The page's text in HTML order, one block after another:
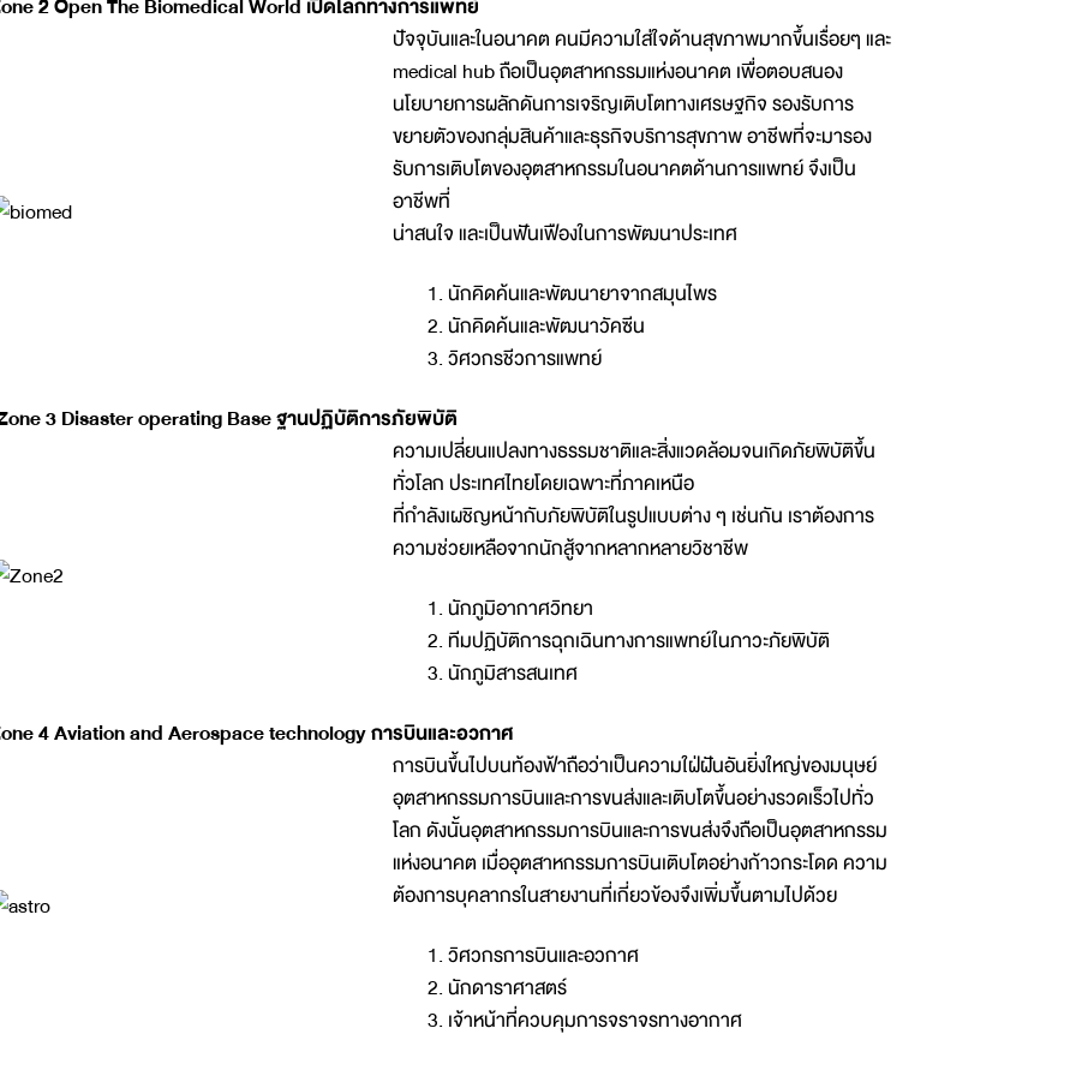
ปัจจุบันและในอนาคต คนมีความใส่ใจด้านสุขภาพมากขึ้นเรื่อยๆ และ
medical hub ถือเป็นอุตสาหกรรมแห่งอนาคต เพื่อตอบสนอง
นโยบายการผลักดันการเจริญเติบโตทางเศรษฐกิจ รองรับการ
ขยายตัวของกลุ่มสินค้าและธุรกิจบริการสุขภาพ อาชีพที่จะมารอง
รับการเติบโตของอุตสาหกรรมในอนาคตด้านการแพทย์ จึงเป็น
อาชีพที่
น่าสนใจ และเป็นฟันเฟืองในการพัฒนาประเทศ
นักคิดค้นและพัฒนายาจากสมุนไพร
นักคิดค้นและพัฒนาวัคซีน
วิศวกรชีวการแพทย์
3 Disaster operating Base ฐานปฏิบัติการภัยพิบัติ
ความเปลี่ยนแปลงทางธรรมชาติและสิ่งแวดล้อมจนเกิดภัยพิบัติขึ้น
ทั่วโลก ประเทศไทยโดยเฉพาะที่ภาคเหนือ
ที่กำลังเผชิญหน้ากับภัยพิบัติในรูปแบบต่าง ๆ เช่นกัน เราต้องการ
ความช่วยเหลือจากนักสู้จากหลากหลายวิชาชีพ
นักภูมิอากาศวิทยา
ทีมปฏิบัติการฉุกเฉินทางการแพทย์ในภาวะภัยพิบัติ
นักภูมิสารสนเทศ
4 Aviation and Aerospace technology การบินและอวกาศ
การบินขึ้นไปบนท้องฟ้าถือว่าเป็นความใฝ่ฝันอันยิ่งใหญ่ของมนุษย์
อุตสาหกรรมการบินและการขนส่งและเติบโตขึ้นอย่างรวดเร็วไปทั่ว
โลก ดังนั้นอุตสาหกรรมการบินและการขนส่งจึงถือเป็นอุตสาหกรรม
แห่งอนาคต เมื่ออุตสาหกรรมการบินเติบโตอย่างก้าวกระโดด ความ
ต้องการบุคลากรในสายงานที่เกี่ยวข้องจึงเพิ่มขึ้นตามไปด้วย
วิศวกรการบินและอวกาศ
นักดาราศาสตร์
เจ้าหน้าที่ควบคุมการจราจรทางอากาศ